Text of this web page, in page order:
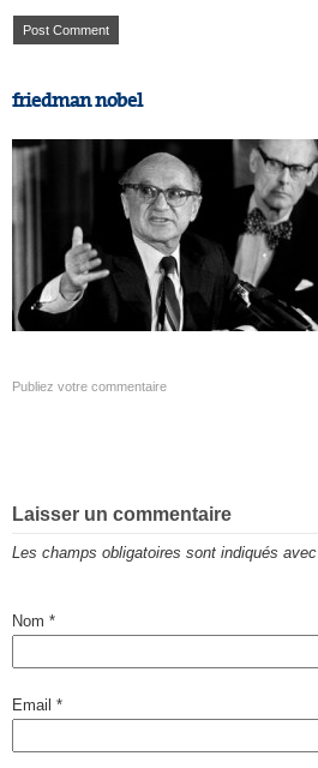
friedman nobel
Publiez votre commentaire
Laisser un commentaire
Les champs obligatoires sont indiqués avec
Nom *
Email *